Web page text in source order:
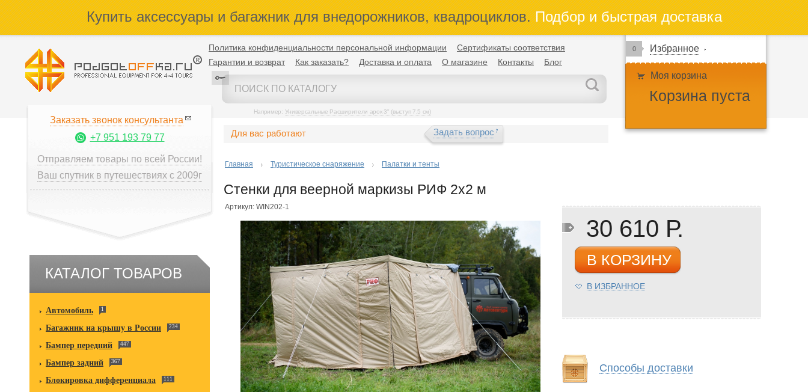
Купить аксессуары и багажник для внедорожников, квадроциклов.Подбор и быстрая доставка
Политика конфиденциальности персональной информации
Сертификаты соответствия
Гарантии и возврат
Как заказать? Доставка и оплата О магазине Контакты Блог
Например: Универсальные Расширители арок 3" (выступ 7,5 см)
0 Избранное
Моя корзина
Корзина пуста
Заказать звонок консультанта
+7 951 193 79 77
Отправляем товары по всей России!
Ваш спутник в путешествиях с 2009г
КАТАЛОГ ТОВАРОВ
Автомобиль 1
Багажник на крышу в России 234
Бампер передний 447
Бампер задний 367
Блокировка дифференциала 111
Для вас работают Задать вопрос
Главная Туристическое снаряжение Палатки и тенты
Стенки для веерной маркизы РИФ 2х2 м
Артикул: WIN202-1
30 610 Р.
В КОРЗИНУ
В ИЗБРАННОЕ
Способы доставки